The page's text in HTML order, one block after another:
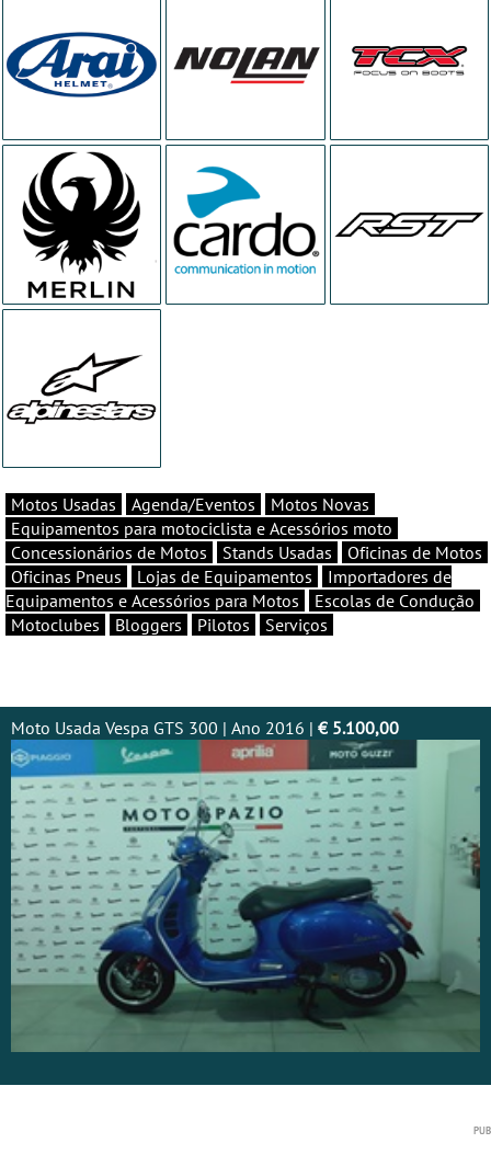
Motos Usadas Agenda/Eventos
Motos Novas
Equipamentos para motociclista e Acessórios moto
Concessionários de Motos
Stands Usadas
Oficinas de Motos
Oficinas Pneus
Lojas de Equipamentos
Importadores de
Equipamentos e Acessórios para Motos
Escolas de Condução
Motoclubes
Bloggers Pilotos Serviços
Moto Usada Vespa GTS 300 | Ano 2016 | € 5.100,00